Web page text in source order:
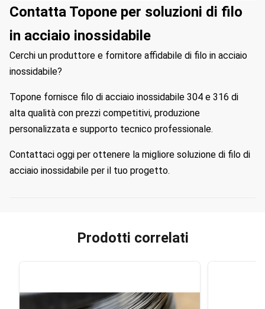
Contatta Topone per soluzioni di filo
in acciaio inossidabile
Cerchi un produttore e fornitore affidabile di filo in acciaio
inossidabile?
Topone fornisce filo di acciaio inossidabile 304 e 316 di
alta qualità con prezzi competitivi, produzione
personalizzata e supporto tecnico professionale.
Contattaci oggi per ottenere la migliore soluzione di filo di
acciaio inossidabile per il tuo progetto.
Prodotti correlati